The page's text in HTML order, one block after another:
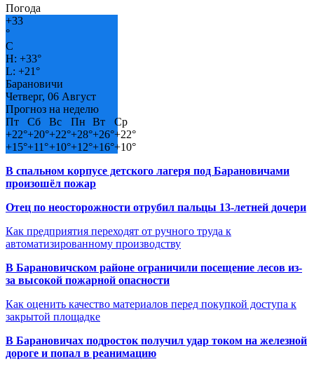
Погода
+33
°
C
H: +33°
L: +21°
Барановичи
Четверг, 06 Август
Прогноз на неделю
Пт
Сб Вс Пн Вт
Ср
+22°+20°+22°+28°+26°+22°
+15°+11°+10°+12°+16°+10°
В спальном корпусе детского лагеря под Барановичами
произошёл пожар
Отец по неосторожности отрубил пальцы 13-летней дочери
Как предприятия переходят от ручного труда к
автоматизированному производству
В Барановичском районе ограничили посещение лесов из-
за высокой пожарной опасности
Как оценить качество материалов перед покупкой доступа к
закрытой площадке
В Барановичах подросток получил удар током на железной
дороге и попал в реанимацию